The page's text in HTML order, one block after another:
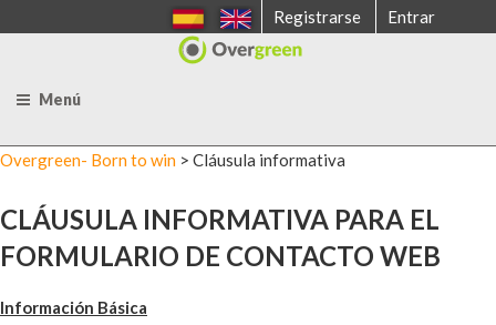
al
Registrarse Entrar
Menú
Overgreen- Born to win > Cláusula informativa
CLÁUSULA INFORMATIVA PARA EL
FORMULARIO DE CONTACTO WEB
Información Básica